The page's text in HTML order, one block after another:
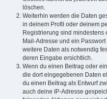
löschen.
Weiterhin werden die Daten
in deinem Profil oder deinem
Registrierung sind
Mail-Adresse und ein
weitere Daten als notwendig
deren Eingabe ersichtlich.
Wenn du einen Beitrag oder
die dort eingegebenen Daten
du einen Beitrag als Entwurf
auch deine IP-Adresse